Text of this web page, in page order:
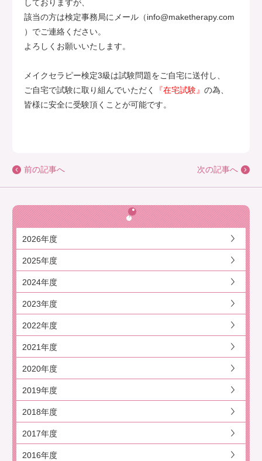
しておりますが、
該当の方は検定事務局にメール（info@maketherapy.com
）でご連絡ください。
よろしくお願いいたします。
メイクセラピー検定3級は試験問題をご自宅に送付し、
ご自宅で試験に取り組んでいただく
『在宅試験』 の為、
皆様に安全に受験頂くことが可能です。
前の記事へ 次の記事へ
2026年度
2025年度
2024年度
2023年度
2022年度
2021年度
2020年度
2019年度
2018年度
2017年度
2016年度